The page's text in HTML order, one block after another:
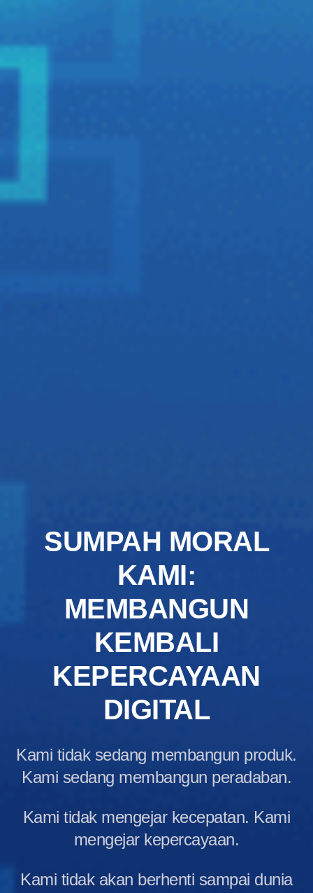
SUMPAH MORAL
KAMI:
MEMBANGUN
KEMBALI
KEPERCAYAAN
DIGITAL
Kami tidak sedang membangun produk.
Kami sedang membangun peradaban.
Kami tidak mengejar kecepatan. Kami
mengejar kepercayaan.
Kami tidak akan berhenti sampai dunia